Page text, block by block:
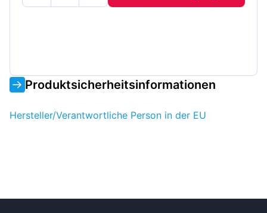
Produktsicherheitsinformationen
Hersteller/Verantwortliche Person in der EU